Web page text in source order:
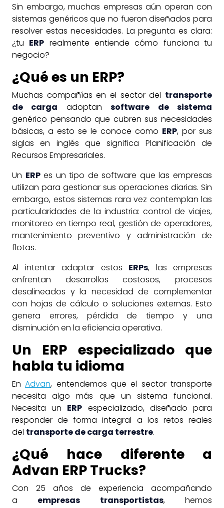
Sin embargo, muchas empresas aún operan con
sistemas genéricos que no fueron diseñados para
resolver estas necesidades. La pregunta es clara:
¿tu ERP realmente entiende cómo funciona tu
negocio?
¿Qué es un ERP?
Muchas compañías en el sector del transporte
de carga adoptansoftware de sistema
genérico pensando que cubren sus necesidades
básicas, a esto se le conoce como ERP, por sus
siglas en inglés que significa Planificación de
Recursos Empresariales.
Un ERPes un tipo de software que las empresas
utilizan para gestionar sus operaciones diarias. Sin
embargo, estos sistemas rara vez contemplan las
particularidades de la industria: control de viajes,
monitoreo en tiempo real, gestión de operadores,
mantenimiento preventivo y administración de
flotas.
Al intentar adaptar estos ERPs, las empresas
enfrentan desarrollos costosos, procesos
desalineados y la necesidad de complementar
con hojas de cálculo o soluciones externas. Esto
genera errores, pérdida de tiempo y una
disminución en la eficiencia operativa.
Un ERP especializado que
habla tu idioma
EnAdvan, entendemos que el sector transporte
necesita algo más que un sistema funcional.
Necesita un ERP especializado, diseñado para
responder de forma integral a los retos reales
del transporte de carga terrestre.
¿Qué hace diferente a
Advan ERP Trucks?
Con 25 años de experiencia acompañando
a empresas transportistas, hemos